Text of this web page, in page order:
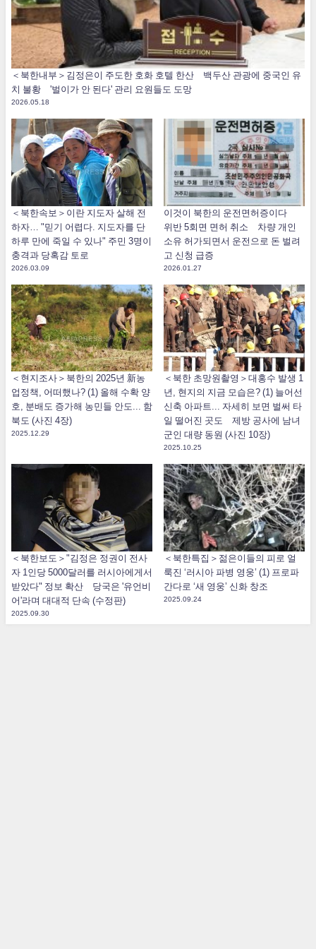
＜북한내부＞김정은이 주도한 호화 호텔 한산 백두산 관광에 중국인 유
치 불황 '벌이가 안 된다' 관리 요원들도 도망
2026.05.18
＜북한속보＞이란 지도자 살해 전
하자… "믿기 어렵다. 지도자를 단
하루 만에 죽일 수 있나" 주민 3명이
충격과 당혹감 토로
2026.03.09
이것이 북한의 운전면허증이다
위반 5회면 면허 취소 차량 개인
소유 허가되면서 운전으로 돈 벌려
고 신청 급증
2026.01.27
＜현지조사＞북한의 2025년 新농
업정책, 어떠했나? (1) 올해 수확 양
호, 분배도 증가해 농민들 안도... 함
북도 (사진 4장)
2025.12.29
＜북한 초망원촬영＞대홍수 발생 1
년, 현지의 지금 모습은? (1) 늘어선
신축 아파트... 자세히 보면 벌써 타
일 떨어진 곳도 제방 공사에 남녀
군인 대량 동원 (사진 10장)
2025.10.25
＜북한보도＞"김정은 정권이 전사
자 1인당 5000달러를 러시아에게서
받았다" 정보 확산 당국은 '유언비
어'라며 대대적 단속 (수정판)
2025.09.30
＜북한특집＞젊은이들의 피로 얼
룩진 ‘러시아 파병 영웅’ (1) 프로파
간다로 ‘새 영웅’ 신화 창조
2025.09.24